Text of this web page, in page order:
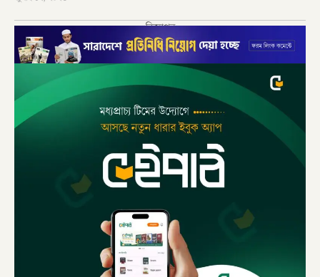
বিজ্ঞাপন